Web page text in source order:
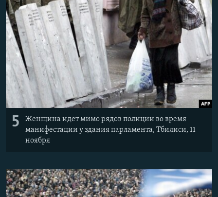
5
Женщина идет мимо рядов полиции во время
манифестации у здания парламента, Тбилиси, 11
ноября